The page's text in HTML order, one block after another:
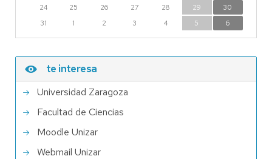
24
25 26 27 28 29
30
31
1 2 3 4 5 6
te interesa
Universidad Zaragoza
Facultad de Ciencias
Moodle Unizar
Webmail Unizar